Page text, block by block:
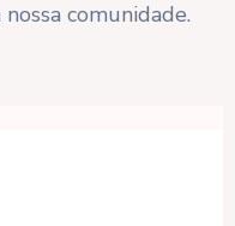
comunidade.